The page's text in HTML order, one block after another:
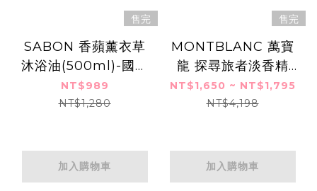
售完
SABON 香蘋薰衣草
沐浴油(500ml)-國際
航空版
NT$989
NT$1,280
加入購物車
售完
MONTBLANC 萬寶
龍 探尋旅者淡香精
(100ml)-國際航空版
NT$1,650 ~ NT$1,795
NT$4,198
加入購物車